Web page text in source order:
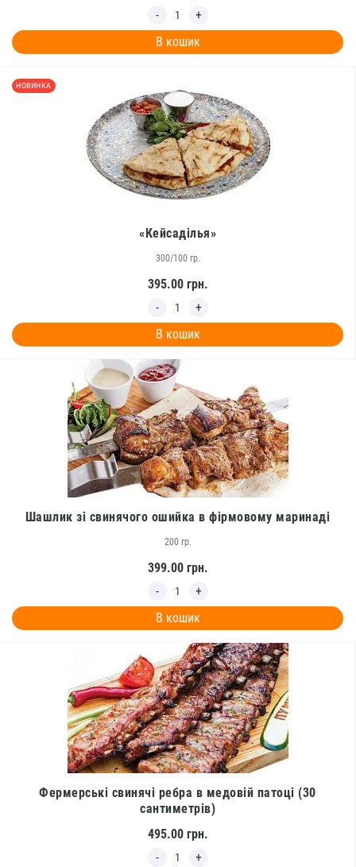
В кошик
НОВИНКА
«Кейсаділья»
300/100 гр.
395.00грн.
В кошик
Шашлик зі свинячого ошийка в фірмовому маринаді
200 гр.
399.00грн.
В кошик
Фермерські свинячі ребра в медовій патоці (30
сантиметрів)
495.00грн.